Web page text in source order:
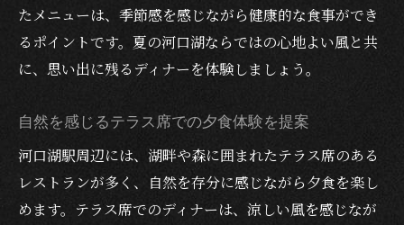
たメニューは、季節感を感じながら健康的な食事ができ
るポイントです。夏の河口湖ならではの心地よい風と共
に、思い出に残るディナーを体験しましょう。
自然を感じるテラス席での夕食体験を提案
河口湖駅周辺には、湖畔や森に囲まれたテラス席のある
レストランが多く、自然を存分に感じながら夕食を楽し
めます。テラス席でのディナーは、涼しい風を感じなが